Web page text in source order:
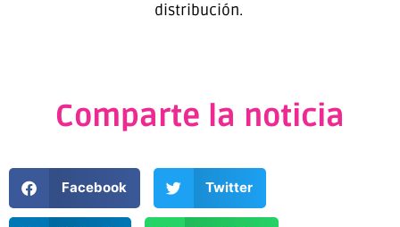
distribución.
Comparte la noticia
Facebook Twitter